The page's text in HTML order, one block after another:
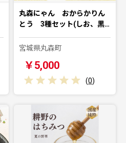
丸森にゃん おからかりん
とう 3種セット(しお、黒…
宮城県丸森町
￥5,000
(0)